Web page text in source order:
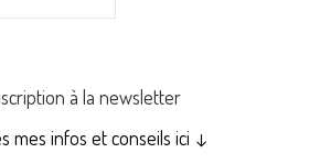
à la newsletter
mes infos et conseils ici ↓